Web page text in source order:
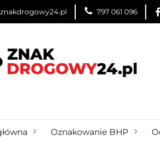
797 061 096
ZNAKI DROGOWE
Oznakowanie BHP